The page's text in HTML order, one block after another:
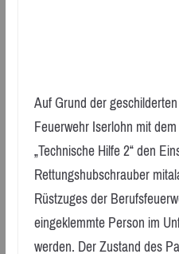
Auf Grund der
Feuerwehr Iserlohn mit
„Technische Hilfe 2“ den
Rettungshubschrauber
Rüstzuges der
eingeklemmte Person im
werden. Der Zustand des